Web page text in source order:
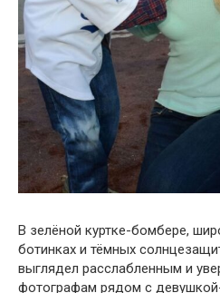
В зелёной куртке-бомбере,
ботинках и тёмных
выглядел расслабленным и
фотографам рядом с